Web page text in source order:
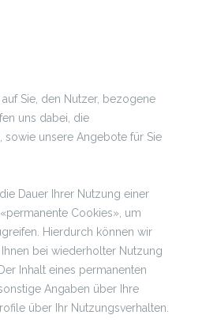
Sie, den Nutzer, bezogene
uns dabei, die
sowie unsere Angebote für Sie
Dauer Ihrer Nutzung einer
Cookies», um
Hierdurch können wir
bei wiederholter Nutzung
Inhalt eines permanenten
Angaben über Ihre
über Ihr Nutzungsverhalten.